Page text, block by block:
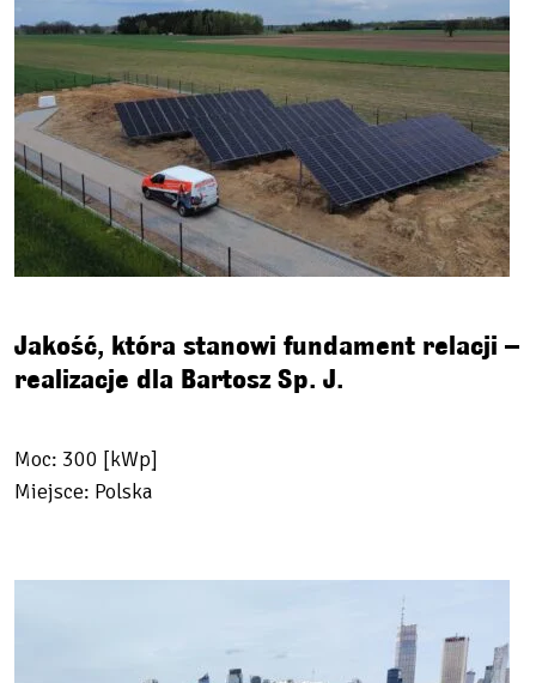
Jakość, która stanowi fundament relacji –
realizacje dla Bartosz Sp. J.
Moc: 300 [kWp]
Miejsce: Polska